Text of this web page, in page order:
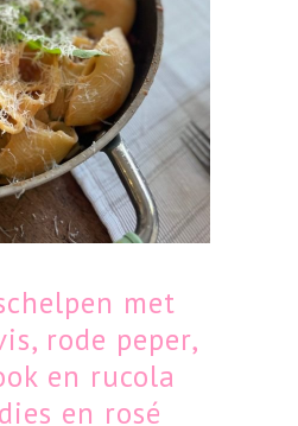
met
rode peper,
en rucola
en rosé